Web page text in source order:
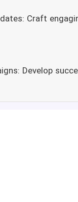
Craft
Develop